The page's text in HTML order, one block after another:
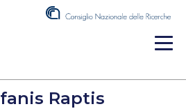
Raptis